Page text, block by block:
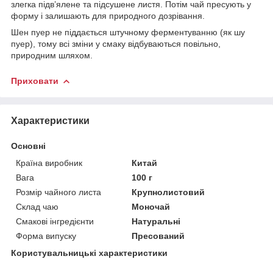
злегка підв’ялене та підсушене листя. Потім чай пресують у
форму і залишають для природного дозрівання.
Шен пуер не піддається штучному ферментуванню (як шу
пуер), тому всі зміни у смаку відбуваються повільно,
природним шляхом.
Приховати
Характеристики
Основні
Країна виробник
Китай
Вага
100 г
Розмір чайного листа
Крупнолистовий
Склад чаю
Моночай
Смакові інгредієнти
Натуральні
Форма випуску
Пресований
Користувальницькі характеристики